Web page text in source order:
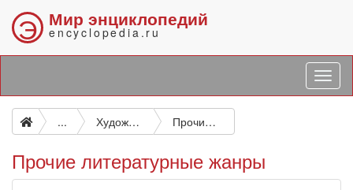
Э Мир энциклопедий
encyclopedia.ru
... Художественная литература. Литературоведение Прочие литературные жанры
Прочие литературные жанры